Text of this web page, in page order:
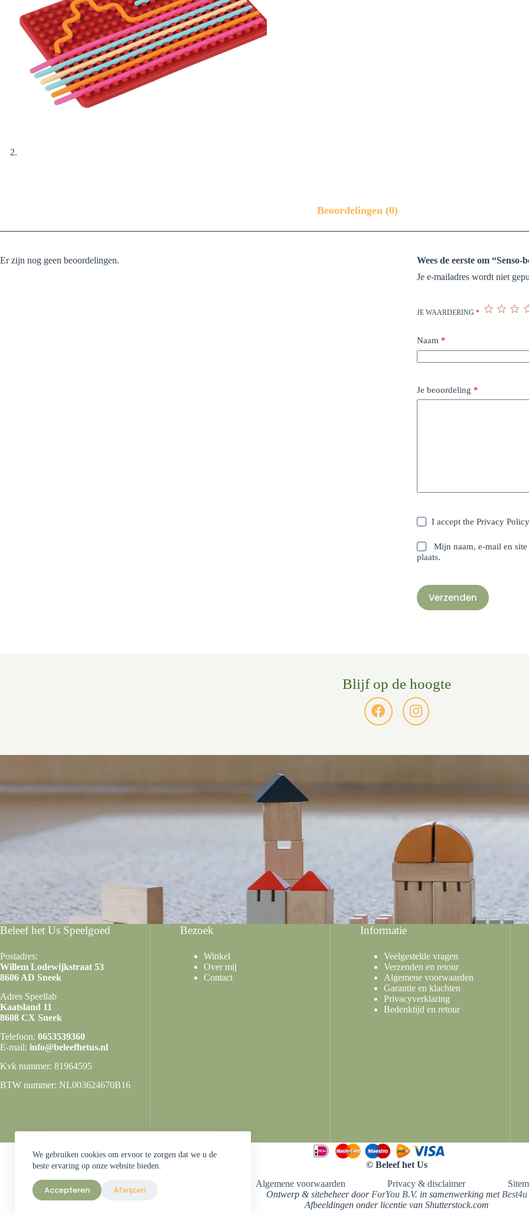
We gebruiken cookies om ervoor te zorgen dat we u de
beste ervaring op onze website bieden.
Accepteren Afwijzen
Beoordelingen (0)
Er zijn nog geen beoordelingen.
Wees de eerste om
Je e-mailadres wordt niet
JE WAARDERING *
Naam *
Je beoordeling *
I accept the Privacy Policy
Mijn naam, e-mail en
plaats.
Verzenden
Blijf op de hoogte
Beleef het Us Speelgoed
Postadres:
Willem Lodewijkstraat 53
8606 AD Sneek
Adres Speellab
Kaatsland 11
8608 CX Sneek
Telefoon: 0653539360
E-mail: info@beleefhetus.nl
Kvk nummer: 81964595
BTW nummer: NL003624670B16
Bezoek
Winkel
Over mij
Contact
Informatie
Veelgestelde vragen
Verzenden en retour
Algemene voorwaarden
Garantie en klachten
Privacyverklaring
Bedenktijd en retour
© Beleef het Us
Algemene voorwaarden
Privacy & disclaimer
Ontwerp & sitebeheer door ForYou B.V. in samenwerking met Best4u
Afbeeldingen onder licentie van Shutterstock.com